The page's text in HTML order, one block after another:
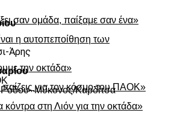
Άρης
Καρδίτσα
σαν ομάδα, παίξαμε σαν ένα»
η αυτοπεποίθηση των
την οκτάδα»
για τον κόσμο του ΠΑΟΚ»
στη Λιόν για την οκτάδα»